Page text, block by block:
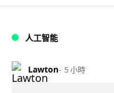
人工智能
Lawton 5 小時